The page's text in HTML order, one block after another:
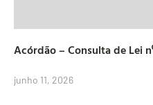
Acórdão – Consulta de Lei
junho 11, 2026